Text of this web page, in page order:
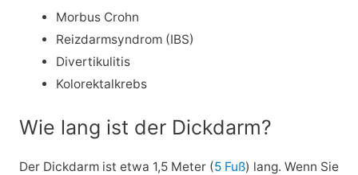
Morbus Crohn
Reizdarmsyndrom (IBS)
Divertikulitis
Kolorektalkrebs
Wie lang ist der Dickdarm?
Der Dickdarm ist etwa 1,5 Meter (5 Fuß) lang. Wenn Sie